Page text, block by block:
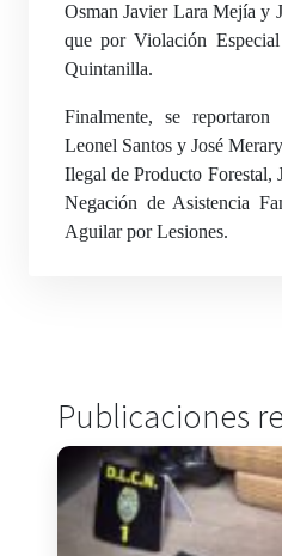
Osman Javier Lara Mejía y
que por Violación
Quintanilla.
Finalmente, se
Leonel Santos y José
Ilegal de Producto Forestal,
Negación de Asistencia
Aguilar por Lesiones.
Publicaciones